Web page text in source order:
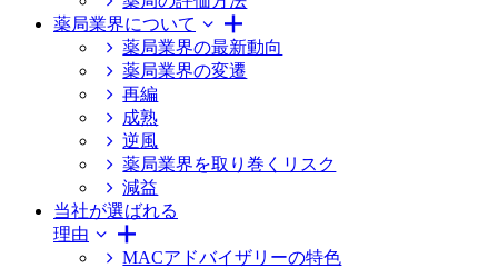
薬局業界について
薬局業界の最新動向
薬局業界の変遷
再編
成熟
逆風
薬局業界を取り巻くリスク
減益
当社が選ばれる
理由
MACアドバイザリーの特色